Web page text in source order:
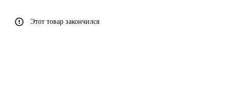
Этот товар закончился